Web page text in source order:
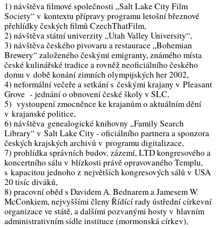
1) návštěva filmové společnosti „Salt Lake City Film
Society“ v kontextu přípravy programu letošní březnové
přehlídky českých filmů CzechThatFilm,
2) návštěva státní univerzity „Utah Valley University“,
3) návštěva českého pivovaru a restaurace „Bohemian
Brewery“ založeného českými emigranty, známého místa
české kulinářské tradice a rovněž neoficiálního českého
domu v době konání zimních olympijských her 2002,
4) neformální večeře a setkání s českými krajany v Pleasant
Grove - jednání o obnovení české školy v SLC,
5) vystoupení zmocněnce ke krajanům o aktuálním dění
v krajanské politice,
6) návštěva genealogické knihovny „Family Search
Library“ v Salt Lake City - oficiálního partnera a sponzora
českých krajských archivů v programu digitalizace,
7) prohlídka správních budov, zázemí, LTD kongresového a
koncertního sálu v blízkosti právě opravovaného Templu,
s kapacitou jednoho z největších kongresových sálů v USA
20 tisíc diváků,
8) pracovní oběd s Davidem A. Bednarem a Jamesem W.
McConkiem, nejvyššími členy Řídící rady ústřední církevní
organizace ve státě, a dalšími pozvanými hosty v hlavním
administrativním sídle instituce (mormonská církev),